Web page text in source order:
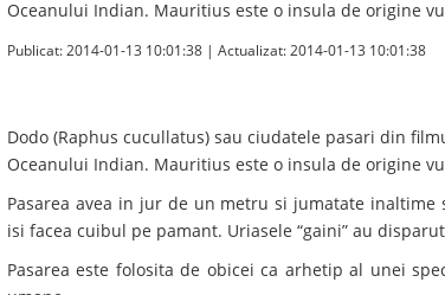
Oceanului Indian. Mauritius este o insula de origine
Publicat: 2014-01-13 10:01:38 | Actualizat: 2014-01-13 10:01:38
Dodo (Raphus cucullatus) sau ciudatele pasari din
Oceanului Indian. Mauritius este o insula de origine
Pasarea avea in jur de un metru si jumatate
isi facea cuibul pe pamant. Uriasele “gaini” au
Pasarea este folosita de obicei ca arhetip al unei